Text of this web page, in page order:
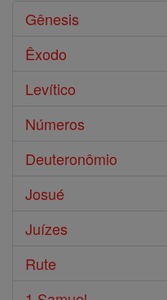
Gênesis
Êxodo
Levítico
Números
Deuteronômio
Josué
Juízes
Rute